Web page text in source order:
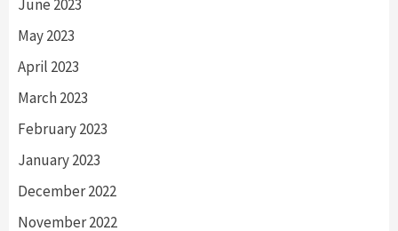
June 2023
May 2023
April 2023
March 2023
February 2023
January 2023
December 2022
November 2022